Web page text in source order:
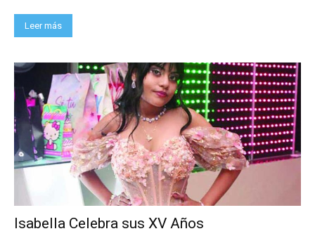
Leer más
Isabella Celebra sus XV Años